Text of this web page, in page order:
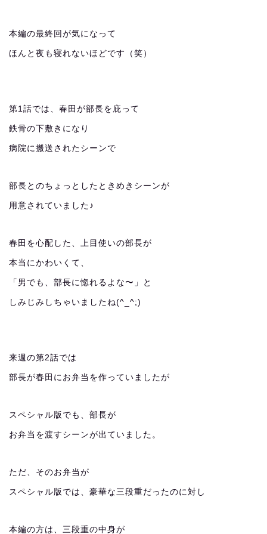
本編の最終回が気になって
ほんと夜も寝れないほどです（笑）
第1話では、春田が部長を庇って
鉄骨の下敷きになり
病院に搬送されたシーンで
部長とのちょっとしたときめきシーンが
用意されていました♪
春田を心配した、上目使いの部長が
本当にかわいくて、
「男でも、部長に惚れるよな〜」と
しみじみしちゃいましたね(^_^;)
来週の第2話では
部長が春田にお弁当を作っていましたが
スペシャル版でも、部長が
お弁当を渡すシーンが出ていました。
ただ、そのお弁当が
スペシャル版では、豪華な三段重だったのに対し
本編の方は、三段重の中身が